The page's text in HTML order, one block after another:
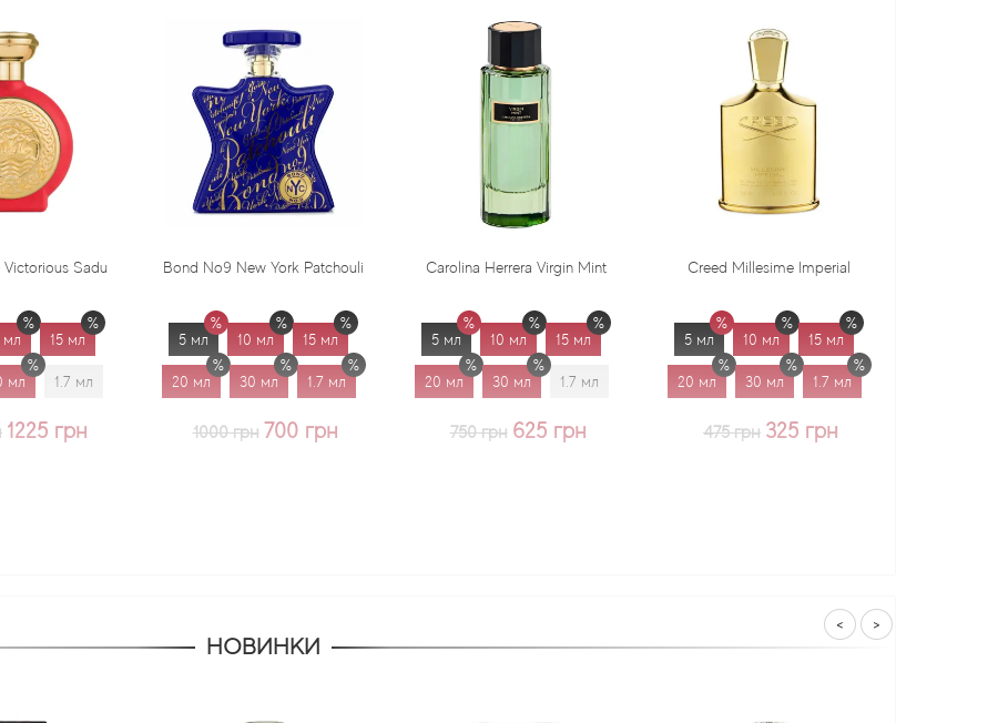
Bond No9 New York Patchouli
5 мл 15 мл
20 мл 1.7 мл
1000 грн 700 грн
Carolina Herrera Virgin Mint
5 мл 15 мл
20 мл 1.7 мл
625 грн
Creed Millesime Imperial
5 мл 15 мл
20 мл 1.7 мл
325 грн
5 мл
20 мл
НОВИНКИ
< >